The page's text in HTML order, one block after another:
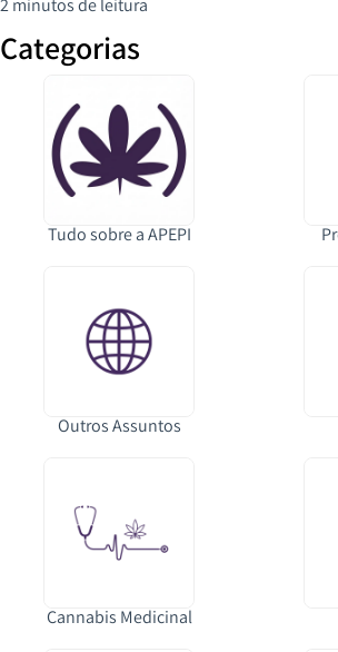
2 minutos de leitura
Categorias
Tudo sobre a APEPI
Outros Assuntos
Cannabis Medicinal